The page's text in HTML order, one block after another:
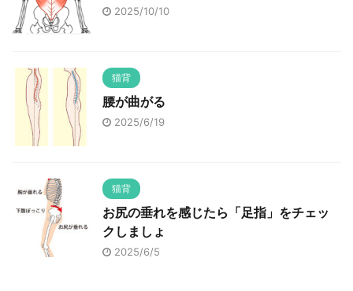
2025/10/10
猫背
腰が曲がる
2025/6/19
猫背
お尻の垂れを感じたら「足指」をチェッ
クしましょ
2025/6/5